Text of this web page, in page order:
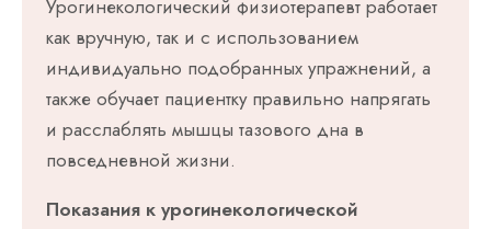
Урогинекологический физиотерапевт работает
как вручную, так и с использованием
индивидуально подобранных упражнений, а
также обучает пациентку правильно напрягать
и расслаблять мышцы тазового дна в
повседневной жизни.
Показания к урогинекологической